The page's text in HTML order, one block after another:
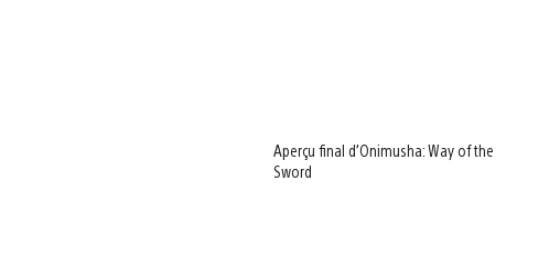
Aperçu final d’Onimusha: Way of the
Sword